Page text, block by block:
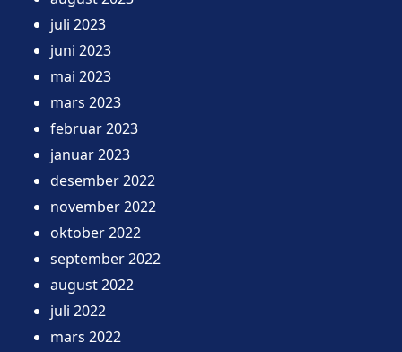
juli 2023
juni 2023
mai 2023
mars 2023
februar 2023
januar 2023
desember 2022
november 2022
oktober 2022
september 2022
august 2022
juli 2022
mars 2022